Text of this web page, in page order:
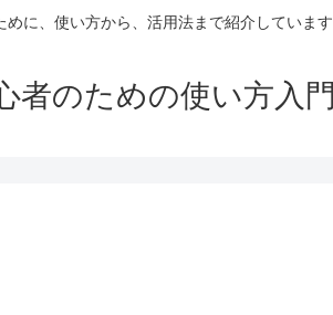
めに、使い方から、活用法まで紹介しています
者のための使い方入門